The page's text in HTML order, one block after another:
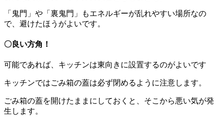
「鬼門」や「裏鬼門」もエネルギーが乱れやすい場所なの
で、避けたほうがよいです。
〇良い方角！
可能であれば、キッチンは東向きに設置するのがよいです
キッチンではごみ箱の蓋は必ず閉めるように注意します。
ごみ箱の蓋を開けたままにしておくと、そこから悪い気が発
生します。